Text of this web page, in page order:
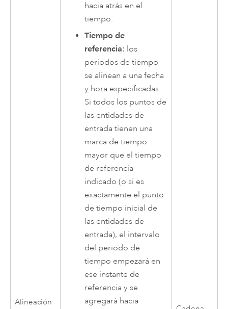
Alineación
hacia atrás en el
tiempo.
Tiempo de
referencia: los
periodos de tiempo
se alinean a una fecha
y hora especificadas.
Si todos los puntos de
las entidades de
entrada tienen una
marca de tiempo
mayor que el tiempo
de referencia
indicado (o si es
exactamente el punto
de tiempo inicial de
las entidades de
entrada), el intervalo
del periodo de
tiempo empezará en
ese instante de
referencia y se
agregará hacia